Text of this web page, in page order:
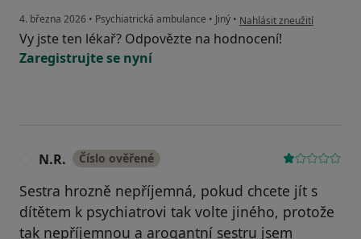
4. března 2026 • Psychiatrická ambulance • Jiný • podle názoru uživatele K
Nahlásit zneužití
Vy jste ten lékař? Odpovězte na hodnocení!
Zaregistrujte se nyní
N.R. Číslo ověřené
Sestra hrozně nepříjemná, pokud chcete jít s
dítětem k psychiatrovi tak volte jiného, protože
tak nepříjemnou a arogantní sestru jsem